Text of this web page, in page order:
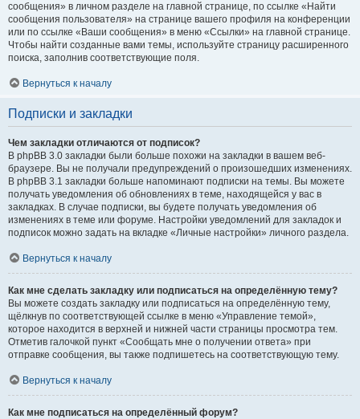
сообщения» в личном разделе на главной странице, по ссылке «Найти
сообщения пользователя» на странице вашего профиля на конференции
или по ссылке «Ваши сообщения» в меню «Ссылки» на главной странице.
Чтобы найти созданные вами темы, используйте страницу расширенного
поиска, заполнив соответствующие поля.
Вернуться к началу
Подписки и закладки
Чем закладки отличаются от подписок?
В phpBB 3.0 закладки были больше похожи на закладки в вашем веб-
браузере. Вы не получали предупреждений о произошедших изменениях.
В phpBB 3.1 закладки больше напоминают подписки на темы. Вы можете
получать уведомления об обновлениях в теме, находящейся у вас в
закладках. В случае подписки, вы будете получать уведомления об
изменениях в теме или форуме. Настройки уведомлений для закладок и
подписок можно задать на вкладке «Личные настройки» личного раздела.
Вернуться к началу
Как мне сделать закладку или подписаться на определённую тему?
Вы можете создать закладку или подписаться на определённую тему,
щёлкнув по соответствующей ссылке в меню «Управление темой»,
которое находится в верхней и нижней части страницы просмотра тем.
Отметив галочкой пункт «Сообщать мне о получении ответа» при
отправке сообщения, вы также подпишетесь на соответствующую тему.
Вернуться к началу
Как мне подписаться на определённый форум?